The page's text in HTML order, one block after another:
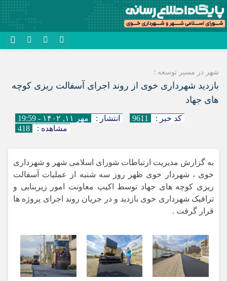
ایتا رمز عبور
شهر در مسیر توسعه ؛
بازدید شهرداری خوی از روند اجرای آسفالت ریزی کوچه
های جهاد
انتشار : مهر ۱۱, ۱۴۰۲ - 19:59 کد خبر :
9611
مشاهده :
418
به گزارش مدیریت ارتباطات شورای اسلامی شهر و شهرداری
خوی ، شهردار خوی ظهر روز سه شنبه از عملیات آسفالت
ریزی کوچه های جهاد توسط اکیپ معاونت امور زیربنایی و
ترافیک شهرداری خوی بازدید و در جریان روند اجرای پروژه ها
قرار گرفت .